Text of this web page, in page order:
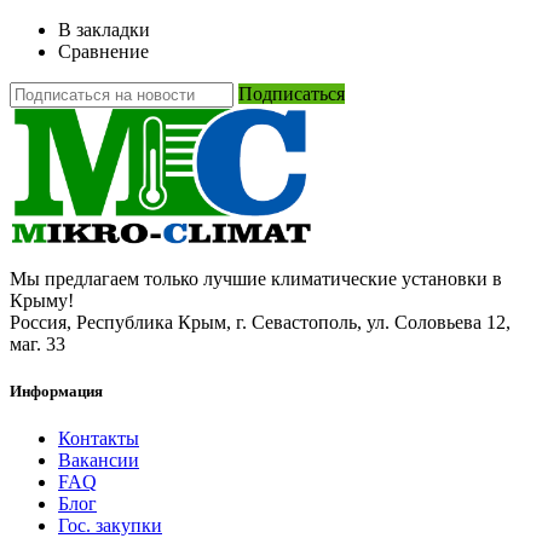
В закладки
Сравнение
Подписаться
Мы предлагаем только лучшие климатические установки в
Крыму!
Россия, Республика Крым, г. Севастополь, ул. Соловьева 12,
маг. 33
Информация
Контакты
Вакансии
FAQ
Блог
Гос. закупки